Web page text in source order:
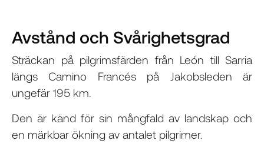
Avstånd och Svårighetsgrad
Sträckan på pilgrimsfärden från León till Sarria
längs Camino Francés på Jakobsleden är
ungefär 195 km.
Den är känd för sin mångfald av landskap och
en märkbar ökning av antalet pilgrimer.